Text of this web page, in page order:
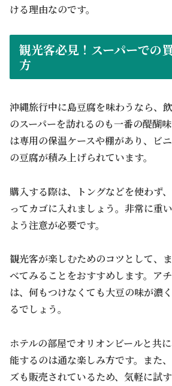
ける理由なのです。
観光客必見！スーパーでの
方
沖縄旅行中に島豆腐を味わうなら、
のスーパーを訪れるのも一番の醍醐
は専用の保温ケースや棚があり、ビ
の豆腐が積み上げられています。
購入する際は、トングなどを使わず
ってカゴに入れましょう。非常に重
よう注意が必要です。
観光客が楽しむためのコツとして、
べてみることをおすすめします。ア
は、何もつけなくても大豆の味が濃
るでしょう。
ホテルの部屋でオリオンビールと共に
能するのは通な楽しみ方です。また
ズも販売されているため、気軽に試す